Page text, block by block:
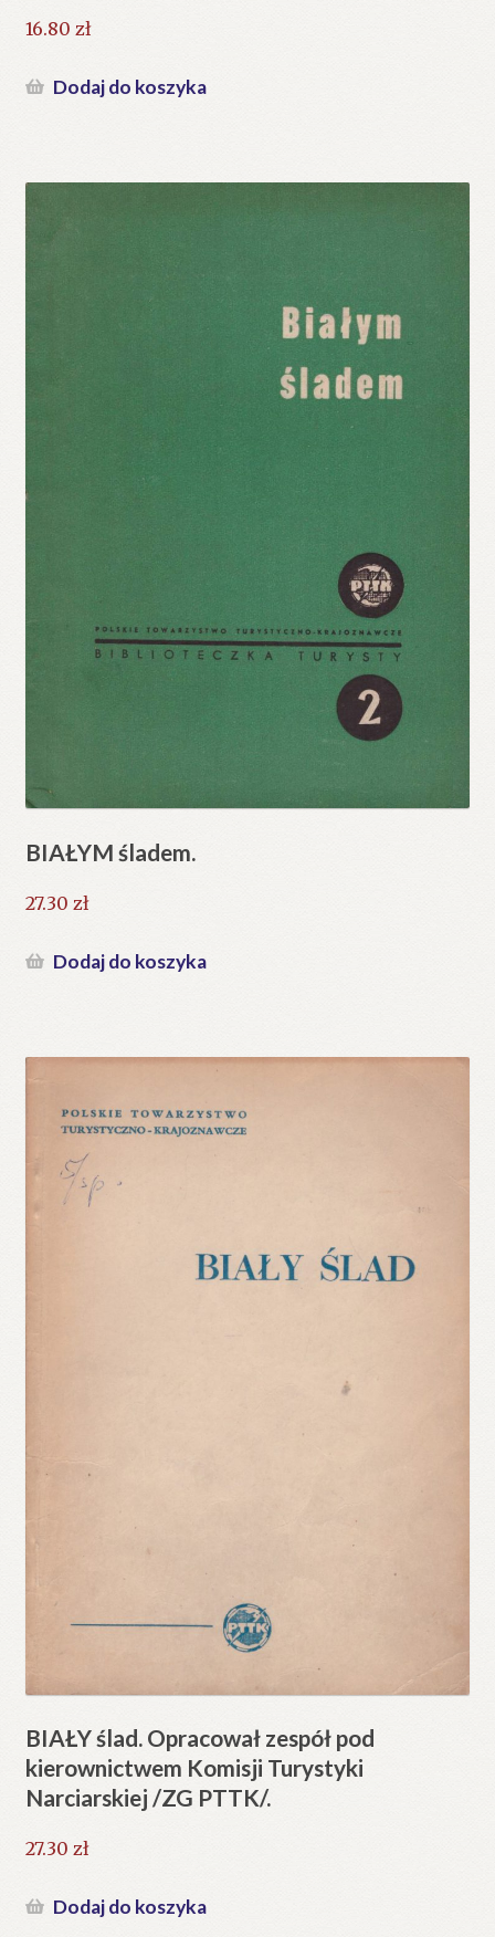
16.80 zł
Dodaj do koszyka
BIAŁYM śladem.
27.30 zł
Dodaj do koszyka
BIAŁY ślad. Opracował zespół pod
kierownictwem Komisji Turystyki
Narciarskiej /ZG PTTK/.
27.30 zł
Dodaj do koszyka